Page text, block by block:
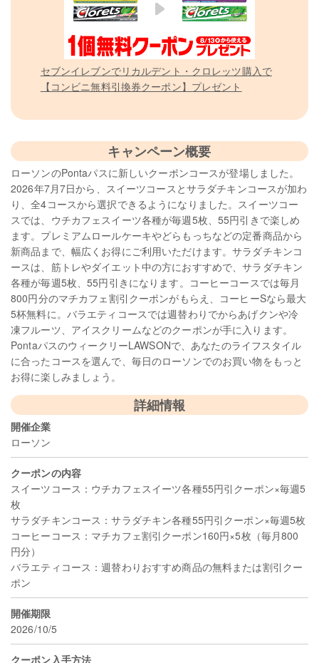
セブンイレブンでリカルデント・クロレッツ購入で
【コンビニ無料引換券クーポン】プレゼント
キャンペーン概要
ローソンのPontaパスに新しいクーポンコースが登場しました。
2026年7月7日から、スイーツコースとサラダチキンコースが加わ
り、全4コースから選択できるようになりました。スイーツコー
スでは、ウチカフェスイーツ各種が毎週5枚、55円引きで楽しめ
ます。プレミアムロールケーキやどらもっちなどの定番商品から
新商品まで、幅広くお得にご利用いただけます。サラダチキンコ
ースは、筋トレやダイエット中の方におすすめで、サラダチキン
各種が毎週5枚、55円引きになります。コーヒーコースでは毎月
800円分のマチカフェ割引クーポンがもらえ、コーヒーSなら最大
5杯無料に。バラエティコースでは週替わりでからあげクンや冷
凍フルーツ、アイスクリームなどのクーポンが手に入ります。
PontaパスのウィークリーLAWSONで、あなたのライフスタイル
に合ったコースを選んで、毎日のローソンでのお買い物をもっと
お得に楽しみましょう。
詳細情報
開催企業
ローソン
クーポンの内容
スイーツコース：ウチカフェスイーツ各種55円引クーポン×毎週5
枚
サラダチキンコース：サラダチキン各種55円引クーポン×毎週5枚
コーヒーコース：マチカフェ割引クーポン160円×5枚（毎月800
円分）
バラエティコース：週替わりおすすめ商品の無料または割引クー
ポン
開催期限
2026/10/5
クーポン入手方法